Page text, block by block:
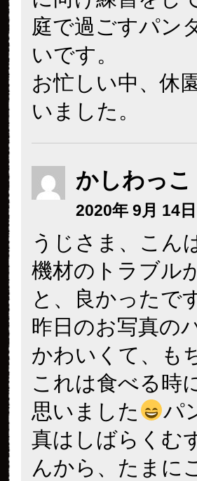
庭で過ごすパン
いです。
お忙しい中、休
いました。
かしわっこ
2020年 9月 14日
うじさま、こん
機材のトラブル
と、良かったで
昨日のお写真の
かわいくて、も
これは食べる時
思いました
パ
真はしばらくむ
んから、たまに